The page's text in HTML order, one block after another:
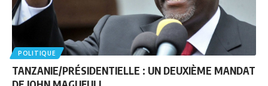
POLITIQUE
TANZANIE/PRÉSIDENTIELLE : UN DEUXIÈME MANDAT